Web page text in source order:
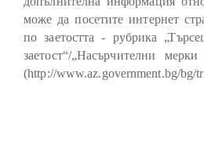
може да посетите интернет
по заетостта - рубрика
заетост“/„Насърчителни
(http://www.az.government.bg/bg/